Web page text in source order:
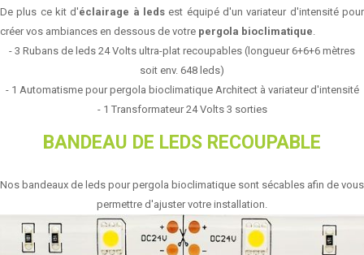
De plus ce kit d'éclairage à leds est équipé d'un variateur d'intensité pour
créer vos ambiances en dessous de votre pergola bioclimatique.
- 3 Rubans de leds 24 Volts ultra-plat recoupables (longueur 6+6+6 mètres
soit env. 648 leds)
-1 Automatismepour pergola bioclimatique Architect à variateur d'intensité
- 1 Transformateur24 Volts 3 sorties
BANDEAU DE LEDS RECOUPABLE
Nos bandeaux de leds pour pergola bioclimatique sont sécables afin de vous
permettre d'ajuster votre installation.